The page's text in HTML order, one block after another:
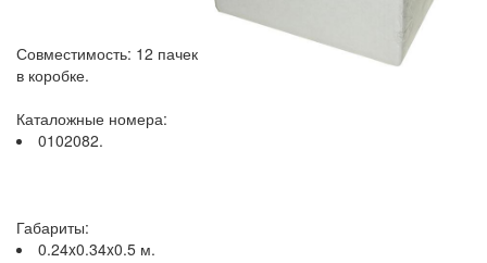
Совместимость: 12 пачек
в коробке.
Каталожные номера:
0102082.
Габариты:
0.24x0.34x0.5 м.